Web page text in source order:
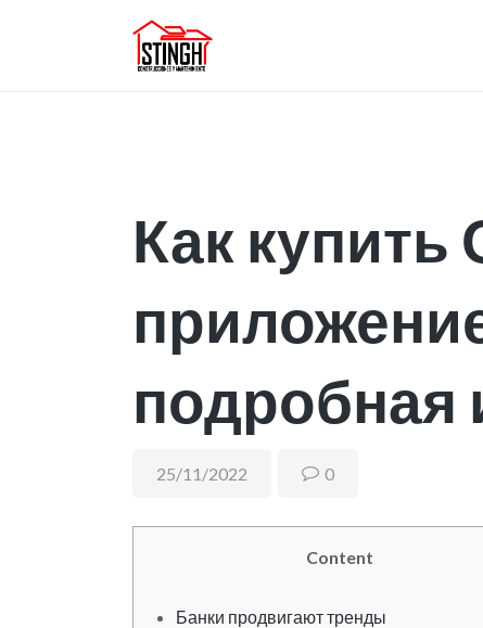
Как купить
подробная
25/11/2022 0
Content
Банки продвигают тренды